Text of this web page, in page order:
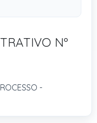
Nº
-